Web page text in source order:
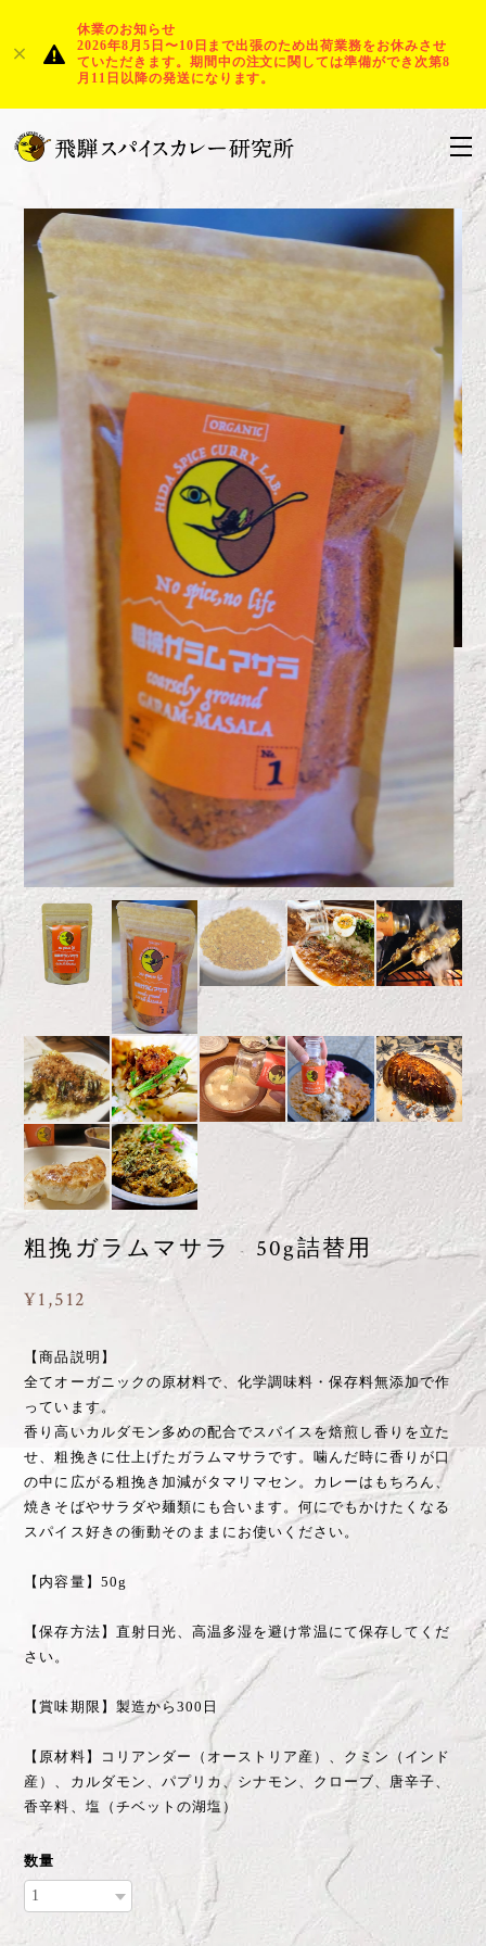
休業のお知らせ
2026年8月5日〜10日まで出張のため出荷業務をお休みさせ
ていただきます。期間中の注文に関しては準備ができ次第8
月11日以降の発送になります。
粗挽ガラムマサラ 50g詰替用
¥1,512
【商品説明】
全てオーガニックの原材料で、化学調味料・保存料無添加で作
っています。
香り高いカルダモン多めの配合でスパイスを焙煎し香りを立た
せ、粗挽きに仕上げたガラムマサラです。噛んだ時に香りが口
の中に広がる粗挽き加減がタマリマセン。カレーはもちろん、
焼きそばやサラダや麺類にも合います。何にでもかけたくなる
スパイス好きの衝動そのままにお使いください。
【保存方法】直射日光、高温多湿を避け常温にて保存してくだ
さい。
【賞味期限】製造から300日
【原材料】コリアンダー（オーストリア産）、クミン（インド
産）、カルダモン、パプリカ、シナモン、クローブ、唐辛子、
数量
International shipping available
Add to cart
日本国内にお住まいの方向け
通報する